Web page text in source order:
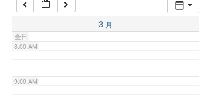
3 月
全日
7:00 AM
8:00 AM
9:00 AM